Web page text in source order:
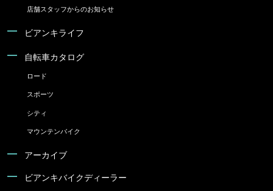
店舗スタッフからのお知らせ
ビアンキライフ
自転車カタログ
ロード
スポーツ
シティ
マウンテンバイク
アーカイブ
ビアンキバイクディーラー